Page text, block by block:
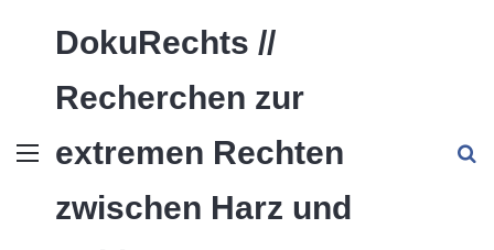
Menü
DokuRechts //
Recherchen zur
extremen Rechten
zwischen Harz und